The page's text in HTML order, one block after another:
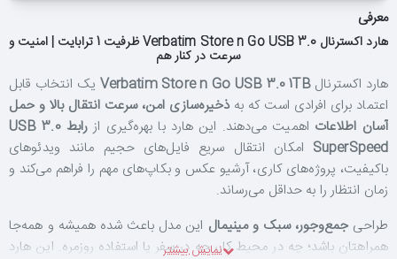
معرفی
هارد اکسترنال Verbatim Store n Go USB 3.0 ظرفیت 1 ترابایت | امنیت و
سرعت در کنار هم
هارد اکسترنالVerbatim Store n Go USB 3.0 1TB یک انتخاب قابل
اعتماد برای افرادی است که بهذخیره‌سازی امن، سرعت انتقال بالا و حمل
آسان اطلاعات اهمیت می‌دهند. این هارد با بهره‌گیری از
رابط USB 3.0
SuperSpeed امکان انتقال سریع فایل‌های حجیم مانند ویدئوهای
باکیفیت، پروژه‌های کاری، آرشیو عکس و بکاپ‌های مهم را فراهم می‌کند و
زمان انتظار را به حداقل می‌رساند.
طراحی جمع‌وجور، سبک و مینیمال این مدل باعث شده همیشه و همه‌جا
همراهتان باشد؛ چه در محیط کار، چه در سفر یا استفاده روزمره. این هارد